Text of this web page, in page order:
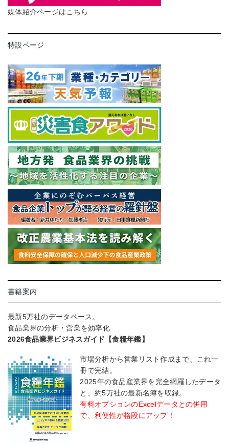
媒体紹介ページはこちら
特設ページ
書籍案内
最新5万社のデータベース。
食品業界の分析・営業を効率化
2026食品業界ビジネスガイド【食糧年鑑】
市場分析から営業リスト作成まで、これ一
冊で完結。
2025年の食品産業界を完全網羅したデータ
と、約5万社の最新名簿を収録。
有料オプションのExcelデータとの併用
で、利便性が格段にアップ！